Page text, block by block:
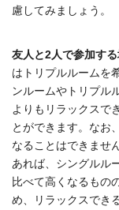
慮してみましょう。
友人と2人で参加す
はトリプルルームを
ンルームやトリプル
よりもリラックスで
とができます。 なお、
なることはできませ
あれば、シングルル
比べて高くなるもの
め、リラックスでき